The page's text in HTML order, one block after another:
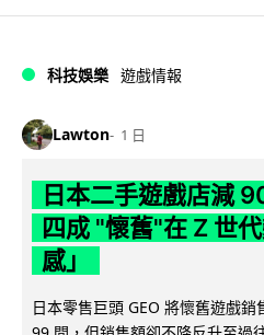
科技娛樂 遊戲情報
Lawton 1 日
日本二手遊戲店減
四成 "懷舊"在 Z 世
感」
日本零售巨頭 GEO 將懷舊遊戲